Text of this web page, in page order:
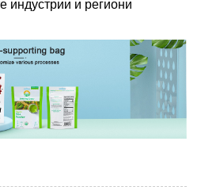
индустрии и региони